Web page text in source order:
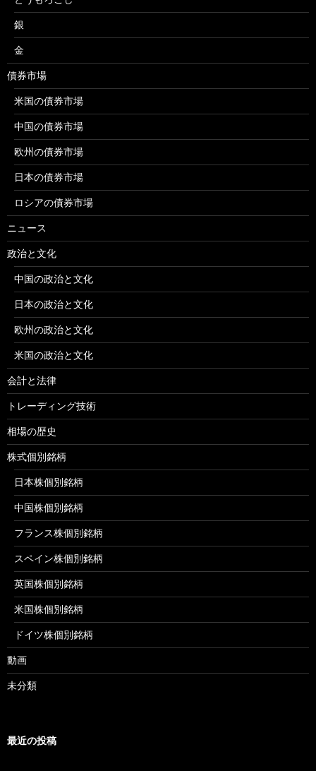
銀
金
債券市場
米国の債券市場
中国の債券市場
欧州の債券市場
日本の債券市場
ロシアの債券市場
ニュース
政治と文化
中国の政治と文化
日本の政治と文化
欧州の政治と文化
米国の政治と文化
会計と法律
トレーディング技術
相場の歴史
株式個別銘柄
日本株個別銘柄
中国株個別銘柄
フランス株個別銘柄
スペイン株個別銘柄
英国株個別銘柄
米国株個別銘柄
ドイツ株個別銘柄
動画
未分類
最近の投稿